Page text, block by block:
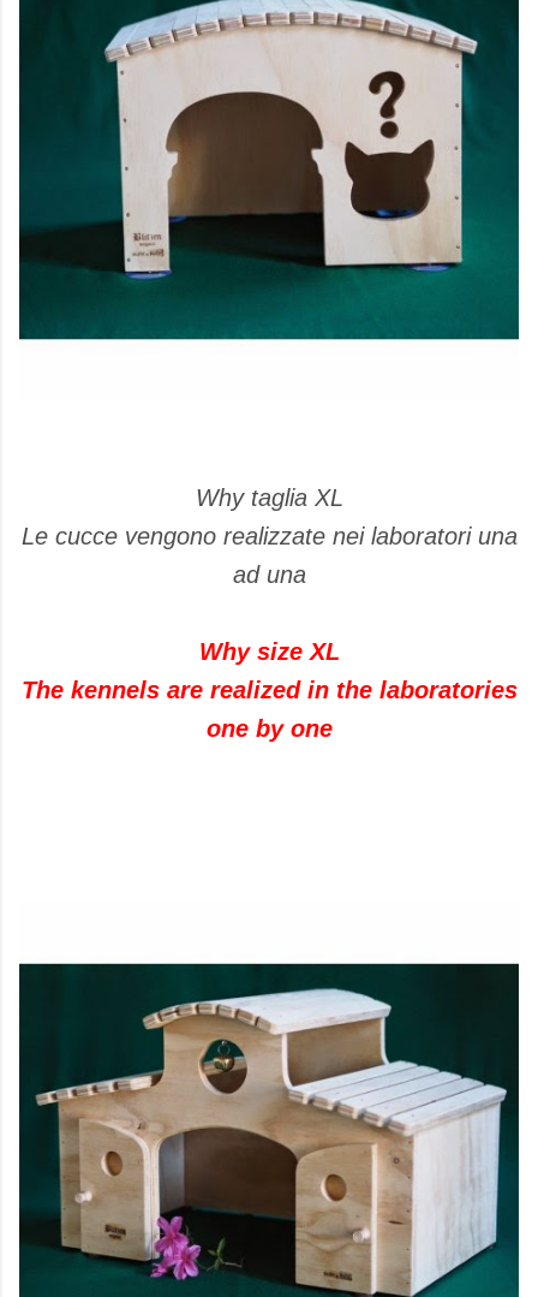
Why taglia XL
Le cucce vengono realizzate nei laboratori una
ad una
Why size XL
The kennels are realized in the laboratories
one by one